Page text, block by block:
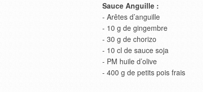
Sauce Anguille :
- Arêtes d’anguille
- 10 g de gingembre
- 30 g de chorizo
- 10 cl de sauce soja
- PM huile d’olive
- 400 g de petits pois frais